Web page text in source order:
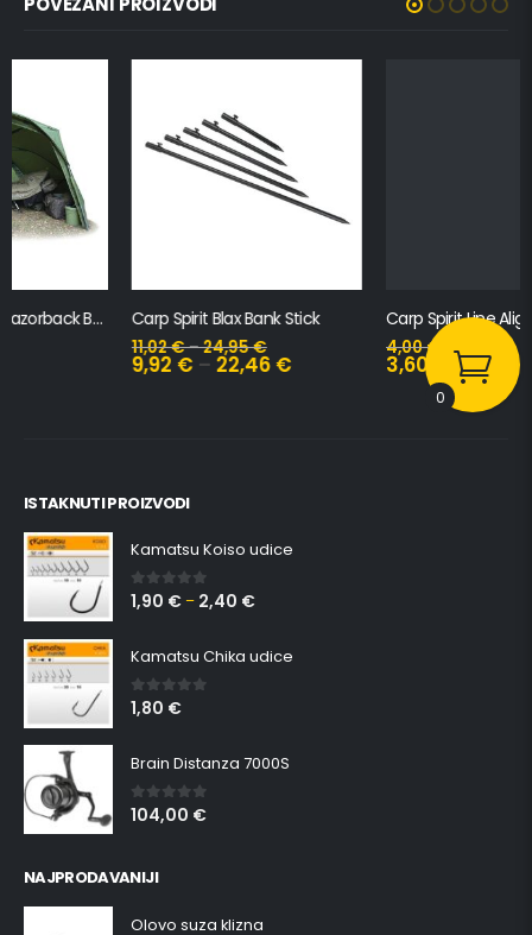
Carp Spirit Blax Bank Stick
24,95€
22,46€
Carp Spirit Line Aligner Weed Green
3,60
ISTAKNUTI PROIZVODI
Kamatsu Koiso udice
0 out of 5
1,90 € – 2,40 €
Kamatsu Chika udice
0 out of 5
1,80 €
Brain Distanza 7000S
0out of 5
104,00 €
NAJPRODAVANIJI
Olovo suza klizna
0